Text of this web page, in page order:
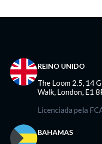
REINO UNIDO
The Loom 2.5, 14
Walk, London, E1
Licenciada pela
BAHAMAS